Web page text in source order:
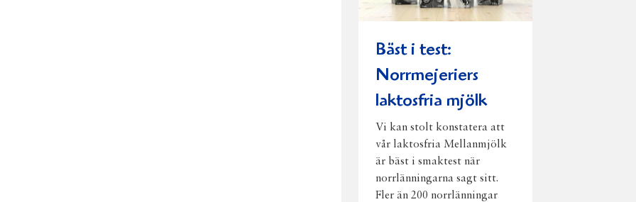
Bäst i test:
Norrmejeriers
laktosfria mjölk
Vi kan stolt konstatera att
vår laktosfria Mellanmjölk
är bäst i smaktest när
norrlänningarna sagt sitt.
Fler än 200 norrlänningar